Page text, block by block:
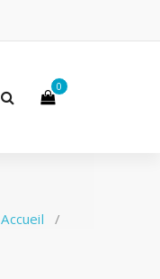
0
Accueil /